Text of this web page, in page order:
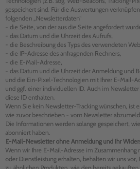
gespeichert sind. Für die Auswertungen
folgenden „Newsletterdaten“
- die Seite, von der aus die Seite angefordert
- das Datum und die Uhrzeit des Aufrufs,
- die Beschreibung des Typs des verwendeten
- die IP-Adresse des anfragenden Rechners,
- die E-Mail-Adresse,
- das Datum und die Uhrzeit der Anmeldung und
und die Ein-Pixel-Technologien mit Ihrer E-Mail-
und ggf. einer individuellen ID. Auch im
diese ID enthalten.
Wenn Sie kein Newsletter-Tracking wünschen, ist
wie zuvor beschrieben - vom Newsletter
Die Informationen werden solange gespeichert,
abonniert haben.
E-Mail-Newsletter ohne Anmeldung und Ihr
Wenn wir Ihre E-Mail-Adresse im Zusammenhang
oder Dienstleistung erhalten, behalten wir uns vor,